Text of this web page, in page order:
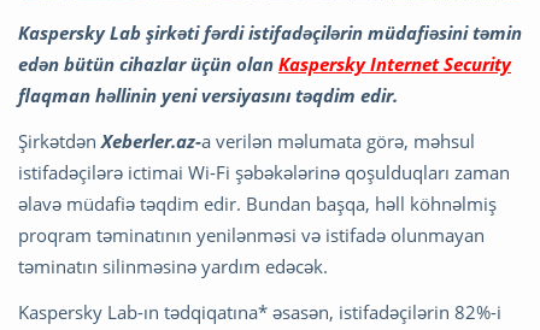
Kaspersky Lab şirkəti fərdi istifadəçilərin müdafiəsini təmin
edən bütün cihazlar üçün olan Kaspersky Internet Security
flaqman həllinin yeni versiyasını təqdim edir.
Şirkətdən Xeberler.az-a verilən məlumata görə, məhsul
istifadəçilərə ictimai Wi-Fi şəbəkələrinə qoşulduqları zaman
əlavə müdafiə təqdim edir. Bundan başqa, həll köhnəlmiş
proqram təminatının yenilənməsi və istifadə olunmayan
təminatın silinməsinə yardım edəcək.
Kaspersky Lab-ın tədqiqatına* əsasən, istifadəçilərin 82%-i